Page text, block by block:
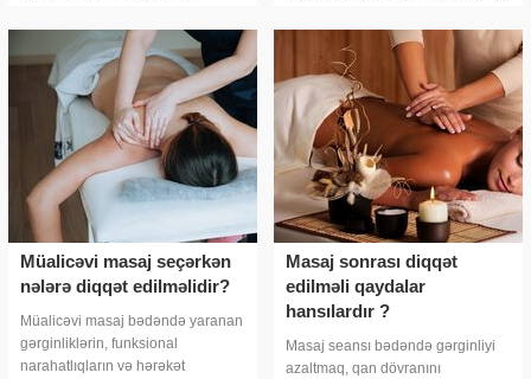
ya ev şəraitində, y
vəziyyətə sala bilər. Kimyəv
Müalicəvi masaj seçərkən
nələrə diqqət edilməlidir?
Müalicəvi masaj bədəndə yaranan
gərginliklərin, funksional
narahatlıqların və hərəkət
Masaj sonrası diqqət
edilməli qaydalar
hansılardır ?
Masaj seansı bədəndə gərginliyi
azaltmaq, qan dövranını